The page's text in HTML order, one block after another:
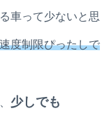
車って少ないと思
度制限ぴったしで
少しでも